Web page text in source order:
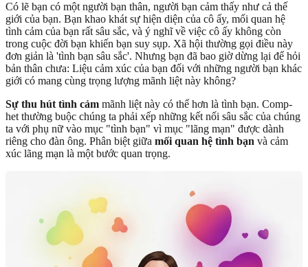
Có lẽ bạn có một người bạn thân, người bạn cảm thấy như cả thế
giới của bạn. Bạn khao khát sự hiện diện của cô ấy, mối quan hệ
tình cảm của bạn rất sâu sắc, và ý nghĩ về việc cô ấy không còn
trong cuộc đời bạn khiến bạn suy sụp. Xã hội thường gọi điều này
đơn giản là 'tình bạn sâu sắc'. Nhưng bạn đã bao giờ dừng lại để hỏi
bản thân chưa: Liệu cảm xúc của bạn đối với những người bạn khác
giới có mang cùng trọng lượng mãnh liệt này không?
Sự thu hút tình cảm mãnh liệt này có thể hơn là tình bạn. Comp-
het thường buộc chúng ta phải xếp những kết nối sâu sắc của chúng
ta với phụ nữ vào mục "tình bạn" vì mục "lãng mạn" được dành
riêng cho đàn ông. Phân biệt giữa mối quan hệ tình bạn và cảm
xúc lãng mạn là một bước quan trọng.